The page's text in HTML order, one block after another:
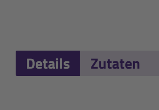
Details Zutaten